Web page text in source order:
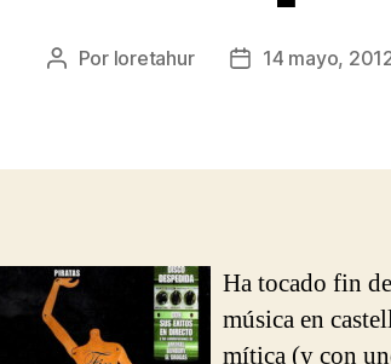
Autor
Por loretahur
Fecha14 mayo,
Ha tocado fin
música en
mítica (y con